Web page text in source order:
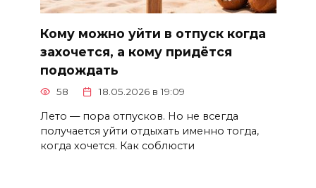
Кому можно уйти в отпуск когда
захочется, а кому придётся
подождать
58 18.05.2026 в 19:09
Лето — пора отпусков. Но не всегда
получается уйти отдыхать именно тогда,
когда хочется. Как соблюсти